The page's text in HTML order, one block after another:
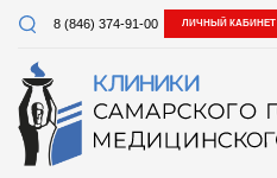
8 (846) 374-91-00 ЛИЧНЫЙ КАБИНЕТ